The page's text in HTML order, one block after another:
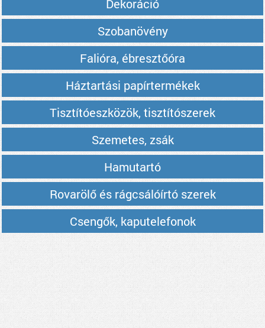
Dekoráció
Szobanövény
Falióra, ébresztőóra
Háztartási papírtermékek
Tisztítóeszközök, tisztítószerek
Szemetes, zsák
Hamutartó
Rovarölő és rágcsálóírtó szerek
Csengők, kaputelefonok